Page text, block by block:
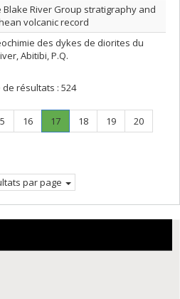
River Group stratigraphy and
volcanic record
des dykes de diorites du
Abitibi, P.Q.
de résultats : 524
Page
16 Page
17.
Page
Page
18 Page
19 Page
20
par page